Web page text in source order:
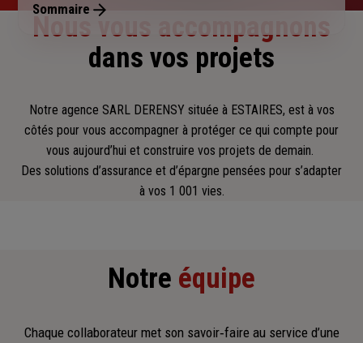
Sommaire
Nous vous accompagnons
dans vos projets
Notre agence SARL DERENSY située à ESTAIRES, est à vos
côtés pour vous accompagner à protéger ce qui compte pour
vous aujourd’hui et construire vos projets de demain.
Des solutions d’assurance et d’épargne pensées pour s’adapter
à vos 1 001 vies.
Notre équipe
Chaque collaborateur met son savoir‑faire au service d’une